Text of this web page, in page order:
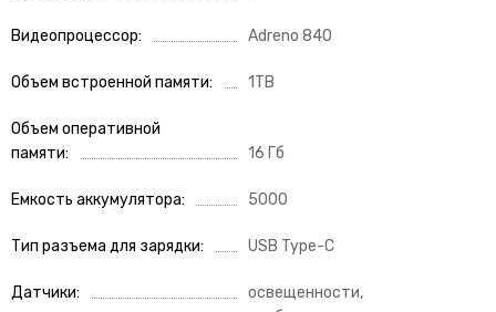
Видеопроцессор Adreno 840
Объем встроенной памяти 1TB
Объем оперативной
памяти
16 Гб
Емкость аккумулятора 5000
Тип разъема для зарядки USB Type-C
Датчики
освещенности,